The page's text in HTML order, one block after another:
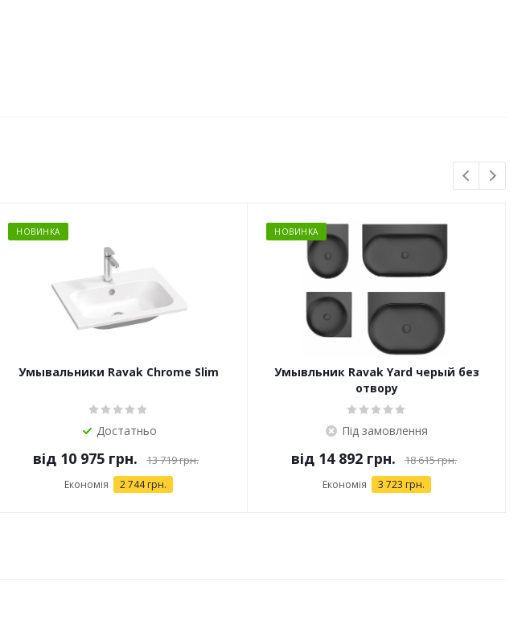
НОВИНКА
Умывальники Ravak Chrome Slim
Достатньо
від 10 975 грн. 13 719 грн.
Економія 2 744 грн.
НОВИНКА
Умывльник Ravak Yard черый без
отвору
Під замовлення
від 14 892 грн. 18 615 грн.
Економія 3 723 грн.